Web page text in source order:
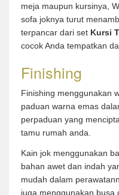
meja maupun kursinya,
sofa joknya turut
terpancar dari set Kursi
cocok Anda tempatkan
Finishing
Finishing menggunakan
paduan warna emas
perpaduan yang
tamu rumah anda.
Kain jok menggunakan
bahan awet dan indah
mudah dalam
juga menggunakan